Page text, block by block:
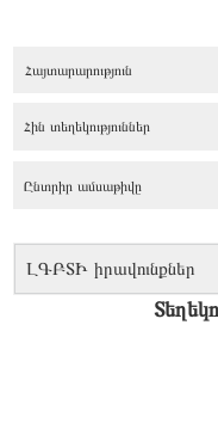
Հայտարարություն
ԼԳԲՏԻ իրավունքներ
Հին տեղեկություններ